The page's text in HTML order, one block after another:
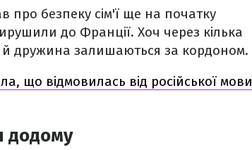
про безпеку сім'ї ще на початку
до Франції. Хоч через кілька
й дружина залишаються за кордоном.
що відмовилась від російської мови
додому